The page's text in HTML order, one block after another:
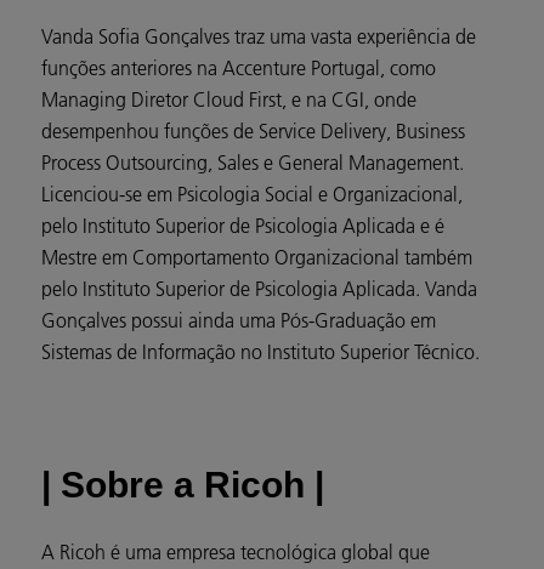
Vanda Sofia Gonçalves traz uma vasta experiência de
funções anteriores na Accenture Portugal, como
Managing Diretor Cloud First, e na CGI, onde
desempenhou funções de Service Delivery, Business
Process Outsourcing, Sales e General Management.
Licenciou-se em Psicologia Social e Organizacional,
pelo Instituto Superior de Psicologia Aplicada e é
Mestre em Comportamento Organizacional também
pelo Instituto Superior de Psicologia Aplicada. Vanda
Gonçalves possui ainda uma Pós-Graduação em
Sistemas de Informação no Instituto Superior Técnico.
| Sobre a Ricoh |
A Ricoh é uma empresa tecnológica global que